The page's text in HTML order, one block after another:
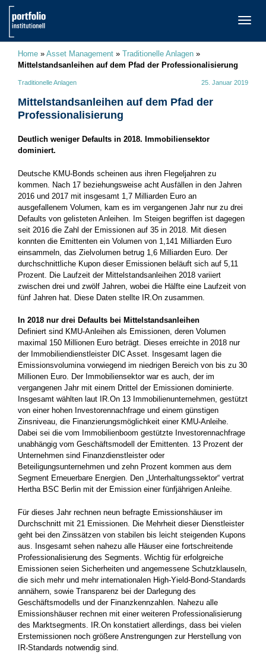
Home » Asset Management » Traditionelle Anlagen »
Mittelstandsanleihen auf dem Pfad der Professionalisierung
Traditionelle Anlagen 25. Januar 2019
Mittelstandsanleihen auf dem Pfad der
Professionalisierung
Deutlich weniger Defaults in 2018. Immobiliensektor
dominiert.
Deutsche KMU-Bonds scheinen aus ihren Flegeljahren zu
kommen. Nach 17 beziehungsweise acht Ausfällen in den Jahren
2016 und 2017 mit insgesamt 1,7 Milliarden Euro an
ausgefallenem Volumen, kam es im vergangenen Jahr nur zu drei
Defaults von gelisteten Anleihen. Im Steigen begriffen ist dagegen
seit 2016 die Zahl der Emissionen auf 35 in 2018. Mit diesen
konnten die Emittenten ein Volumen von 1,141 ­Milliarden Euro
einsammeln, das Zielvolumen betrug 1,6 Milliarden Euro. Der
durchschnittliche Kupon dieser Emissionen beläuft sich auf 5,11
Prozent. Die Laufzeit der Mittelstandsanleihen 2018 variiert
zwischen drei und zwölf Jahren, wobei die Hälfte eine Laufzeit von
fünf Jahren hat. Diese Daten stellte IR.On zusammen.
In 2018 nur drei Defaults bei Mittelstandsanleihen
Definiert sind KMU-Anleihen als Emissionen, deren Volumen
maximal 150 Millionen Euro beträgt. Dieses erreichte in 2018 nur
der Immobiliendienstleister DIC Asset. Insgesamt lagen die
Emissionsvolumina vorwiegend im niedrigen Bereich von bis zu 30
Millionen Euro. Der Immobiliensektor war es auch, der im
vergangenen Jahr mit einem Drittel der Emissionen dominierte.
Insgesamt wählten laut IR.On 13 Immobilienunternehmen, gestützt
von einer hohen Investorennachfrage und einem günstigen
Zinsniveau, die Finanzierungsmöglichkeit einer KMU-Anleihe.
Dabei sei die vom Immobilienboom gestützte Investorennachfrage
unabhängig vom Geschäftsmodell der Emittenten. 13 Prozent der
Unternehmen sind Finanzdienstleister oder
Beteiligungsunternehmen und zehn Prozent kommen aus dem
Segment Erneuerbare Energien. Den „Unterhaltungssektor“ vertrat
Hertha BSC Berlin mit der Emission einer fünfjährigen Anleihe.
Für dieses Jahr rechnen neun befragte Emissionshäuser im
Durchschnitt mit 21 Emissionen. Die Mehrheit dieser Dienstleister
geht bei den Zinssätzen von stabilen bis leicht steigenden Kupons
aus. ­Insgesamt sehen nahezu alle Häuser eine fortschreitende
Professionalisierung des Segments. Wichtig für erfolgreiche
Emissionen seien Sicher­heiten und angemessene Schutzklauseln,
die sich mehr und mehr ­internationalen High-Yield-Bond-Standards
annähern, sowie Transparenz bei der Darlegung des
Geschäftsmodells und der Finanzkennzahlen. Nahezu alle
Emissionshäuser rechnen mit einer ­weiteren ­Professionalisierung
des Marktsegments. IR.On konstatiert ­allerdings, dass bei vielen
Erstemissionen noch größere Anstrengungen zur ­Herstellung von
IR-Standards notwendig sind.